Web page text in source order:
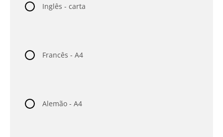
Inglês - carta
Francês - A4
Alemão - A4